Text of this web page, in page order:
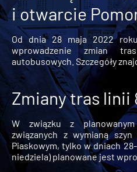
i otwarcie
Od dnia 28 maja 2022
wprowadzenie zmian
autobusowych. Szczegóły
Zmiany tras linii
W związku z
związanych z wymianą
Piaskowym, tylko w dniach
niedziela) planowane jest